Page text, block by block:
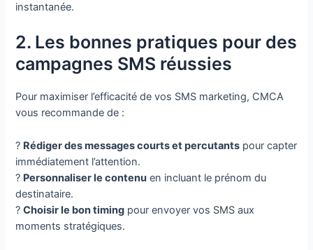
instantanée.
2. Les bonnes pratiques pour des
campagnes SMS réussies
Pour maximiser l’efficacité de vos SMS marketing, CMCA
vous recommande de :
? Rédiger des messages courts et percutants pour capter
immédiatement l’attention.
? Personnaliser le contenu en incluant le prénom du
destinataire.
?Choisir le bon timing pour envoyer vos SMS aux
moments stratégiques.